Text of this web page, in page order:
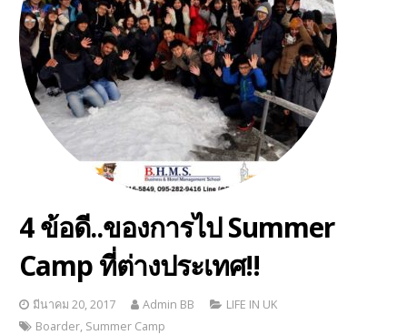
4 ข้อดี..ของการไป Summer
Camp ที่ต่างประเทศ!!
มีนาคม 20, 2017 Admin BB
LIFE IN UK
Boarder, Summer Camp